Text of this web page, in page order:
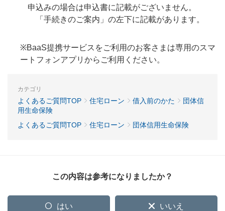
申込みの場合は申込書に記載がございません。
「手続きのご案内」の左下に記載があります。
※BaaS提携サービスをご利用のお客さまは専用のスマ
ートフォンアプリからご利用ください。
カテゴリ
よくあるご質問TOP 住宅ローン 借入前のかた
団体信
用生命保険
よくあるご質問TOP
住宅ローン 団体信用生命保険
この内容は参考になりましたか？
はい いいえ